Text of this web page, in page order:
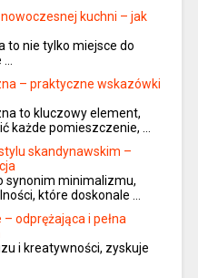
kuchni – jak
to nie tylko miejsce do
…
– praktyczne wskazówki
to kluczowy element,
każde pomieszczenie, …
skandynawskim –
synonim minimalizmu,
które doskonale …
odprężająca i pełna
i kreatywności, zyskuje